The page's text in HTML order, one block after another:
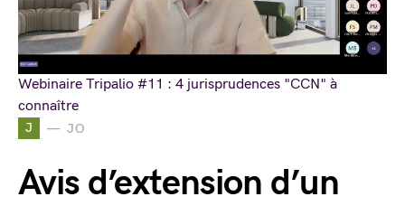
J JO
Avis d’extension d’un
Webinaire Tripalio #11 : 4 jurisprudences "CCN" à
connaître